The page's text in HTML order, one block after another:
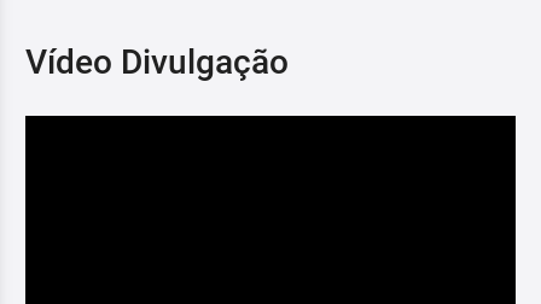
Vídeo Divulgação